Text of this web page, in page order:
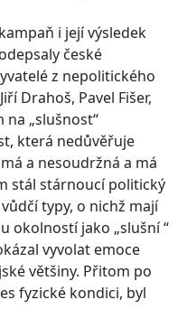
i její výsledek
české
z nepolitického
Drahoš, Pavel Fišer,
na „slušnost“
která nedůvěřuje
a nesoudržná a má
stál stárnoucí politický
typy, o nichž mají
okolností jako „slušní “
vyvolat emoce
většiny. Přitom po
fyzické kondici, byl